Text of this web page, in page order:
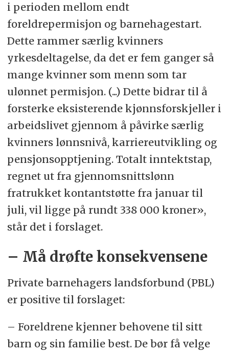
i perioden mellom endt
foreldrepermisjon og barnehagestart.
Dette rammer særlig kvinners
yrkesdeltagelse, da det er fem ganger så
mange kvinner som menn som tar
ulønnet permisjon. (...) Dette bidrar til å
forsterke eksisterende kjønnsforskjeller i
arbeidslivet gjennom å påvirke særlig
kvinners lønnsnivå, karriereutvikling og
pensjonsopptjening. Totalt inntektstap,
regnet ut fra gjennomsnittslønn
fratrukket kontantstøtte fra januar til
juli, vil ligge på rundt 338 000 kroner»,
står det i forslaget.
– Må drøfte konsekvensene
Private barnehagers landsforbund (PBL)
er positive til forslaget:
– Foreldrene kjenner behovene til sitt
barn og sin familie best. De bør få velge